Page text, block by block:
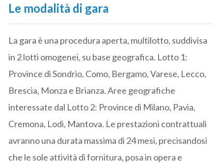
Le modalità di gara
La gara è una procedura aperta, multilotto, suddivisa
in 2 lotti omogenei, su base geografica. Lotto 1:
Province di Sondrio, Como, Bergamo, Varese, Lecco,
Brescia, Monza e Brianza. Aree geografiche
interessate dal Lotto 2: Province di Milano, Pavia,
Cremona, Lodi, Mantova. Le prestazioni contrattuali
avranno una durata massima di 24 mesi, precisandosi
che le sole attività di fornitura, posa in opera e